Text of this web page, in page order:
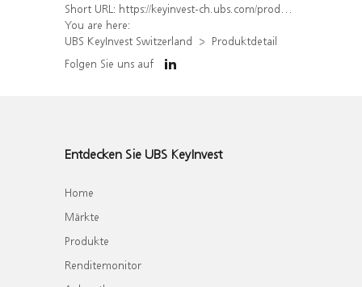
Short URL: https://keyinvest-ch.ubs.com/produkt/detail/index/isin/CH1574368663
You are here:
UBS KeyInvest Switzerland
Produktdetail
Folgen Sie uns auf
Entdecken Sie UBS KeyInvest
Home
Märkte
Produkte
Renditemonitor